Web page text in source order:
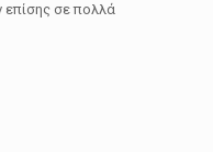
επίσης σε πολλά